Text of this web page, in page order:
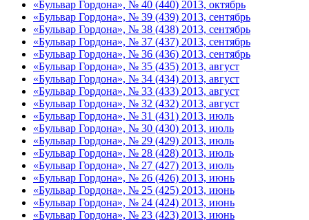
«Бульвар Гордона», № 40 (440) 2013, октябрь
«Бульвар Гордона», № 39 (439) 2013, сентябрь
«Бульвар Гордона», № 38 (438) 2013, сентябрь
«Бульвар Гордона», № 37 (437) 2013, сентябрь
«Бульвар Гордона», № 36 (436) 2013, сентябрь
«Бульвар Гордона», № 35 (435) 2013, август
«Бульвар Гордона», № 34 (434) 2013, август
«Бульвар Гордона», № 33 (433) 2013, август
«Бульвар Гордона», № 32 (432) 2013, август
«Бульвар Гордона», № 31 (431) 2013, июль
«Бульвар Гордона», № 30 (430) 2013, июль
«Бульвар Гордона», № 29 (429) 2013, июль
«Бульвар Гордона», № 28 (428) 2013, июль
«Бульвар Гордона», № 27 (427) 2013, июль
«Бульвар Гордона», № 26 (426) 2013, июнь
«Бульвар Гордона», № 25 (425) 2013, июнь
«Бульвар Гордона», № 24 (424) 2013, июнь
«Бульвар Гордона», № 23 (423) 2013, июнь